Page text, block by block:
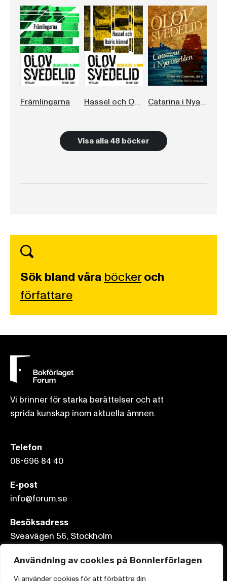
Användning av cookies på Bonnierförlagen
Vi använder cookies för att förbättra din
Främlingarna Hassel och Osiris hämnd Catarina i Nya världen
Visa alla 48 böcker
Sök bland våra böckeroch
författare
Vi brinner för starka berättelser och att
sprida kunskap inom aktuella ämnen.
Telefon
08-696 84 40
E-post
info@forum.se
Besöksadress
Sveavägen 56, Stockholm
Postadress
Box 3159, 103 63 Stockholm